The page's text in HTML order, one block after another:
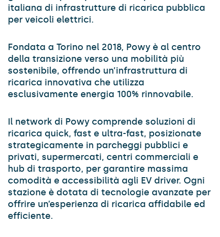
italiana di infrastrutture di ricarica pubblica
per veicoli elettrici.
Fondata a Torino nel 2018, Powy è al centro
della transizione verso una mobilità più
sostenibile, offrendo un’infrastruttura di
ricarica innovativa che utilizza
esclusivamente energia 100% rinnovabile.
Il network di Powy comprende soluzioni di
ricarica quick, fast e ultra-fast, posizionate
strategicamente in parcheggi pubblici e
privati, supermercati, centri commerciali e
hub di trasporto, per garantire massima
comodità e accessibilità agli EV driver. Ogni
stazione è dotata di tecnologie avanzate per
offrire un’esperienza di ricarica affidabile ed
efficiente.